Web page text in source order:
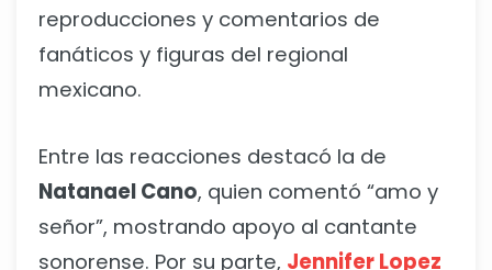
reproducciones y comentarios de
fanáticos y figuras del regional
mexicano.
Entre las reacciones destacó la de
Natanael Cano, quien comentó “amo y
señor”, mostrando apoyo al cantante
sonorense. Por su parte, Jennifer Lopez